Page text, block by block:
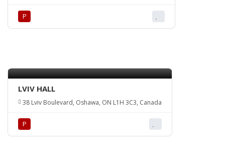
Р
LVIV HALL
38 Lviv Boulevard, Oshawa, ON L1H 3C3, Canada
Р